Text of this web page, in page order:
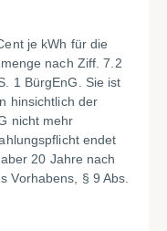
je kWh für die
menge nach Ziff. 7.2
1 BürgEnG. Sie ist
hinsichtlich der
nicht mehr
endet
20 Jahre nach
Vorhabens, § 9 Abs.